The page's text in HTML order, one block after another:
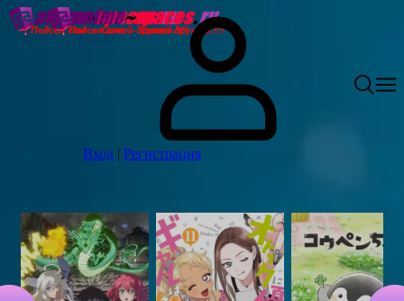
Вход | Регистрация